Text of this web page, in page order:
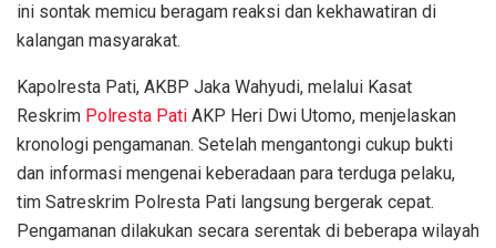
ini sontak memicu beragam reaksi dan kekhawatiran di
kalangan masyarakat.
Kapolresta Pati, AKBP Jaka Wahyudi, melalui Kasat
Reskrim Polresta Pati AKP Heri Dwi Utomo, menjelaskan
kronologi pengamanan. Setelah mengantongi cukup bukti
dan informasi mengenai keberadaan para terduga pelaku,
tim Satreskrim Polresta Pati langsung bergerak cepat.
Pengamanan dilakukan secara serentak di beberapa wilayah